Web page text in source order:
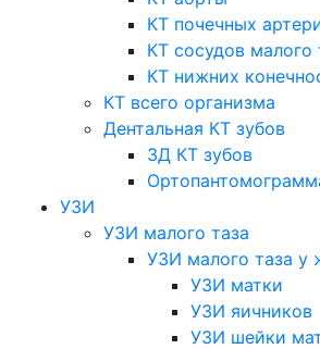
КТ почечных
КТ сосудов малого
КТ нижних
КТ всего организма
Дентальная КТ зубов
3Д КТ зубов
УЗИ
УЗИ малого таза
УЗИ малого таза у
УЗИ матки
УЗИ яичников
УЗИ шейки